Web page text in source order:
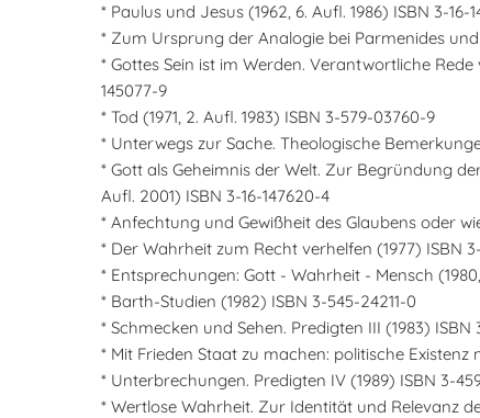
* Paulus und Jesus (1962, 6. Aufl. 1986) ISBN 3-16-
* Zum Ursprung der Analogie bei Parmenides
* Gottes Sein ist im Werden. Verantwortliche Rede
145077-9
* Tod (1971, 2. Aufl. 1983) ISBN 3-579-03760-9
* Unterwegs zur Sache. Theologische
* Gott als Geheimnis der Welt. Zur Begründung
Aufl. 2001) ISBN 3-16-147620-4
* Anfechtung und Gewißheit des Glaubens oder
* Der Wahrheit zum Recht verhelfen (1977) ISBN
* Entsprechungen: Gott - Wahrheit - Mensch
* Barth-Studien (1982) ISBN 3-545-24211-0
* Schmecken und Sehen. Predigten III (1983) ISBN
* Mit Frieden Staat zu machen: politische Existenz
* Unterbrechungen. Predigten IV (1989) ISBN 3-
* Wertlose Wahrheit. Zur Identität und Relevanz